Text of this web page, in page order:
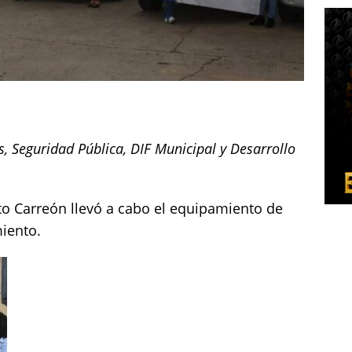
Seguridad Pública, DIF Municipal y Desarrollo
Carreón llevó a cabo el equipamiento de